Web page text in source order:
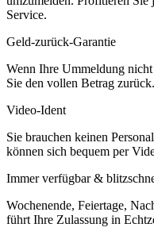
Service.
Geld-zurück-Garantie
Wenn Ihre Ummeldung
Sie den vollen Betrag zurück.
Video-Ident
Sie brauchen keinen
können sich bequem per
Immer verfügbar &
Wochenende, Feiertage,
führt Ihre Zulassung in